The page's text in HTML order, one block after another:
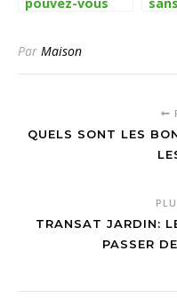
connectée?
Par Maison
QUELS SONT LES
TRANSAT JARDIN:
PASSER